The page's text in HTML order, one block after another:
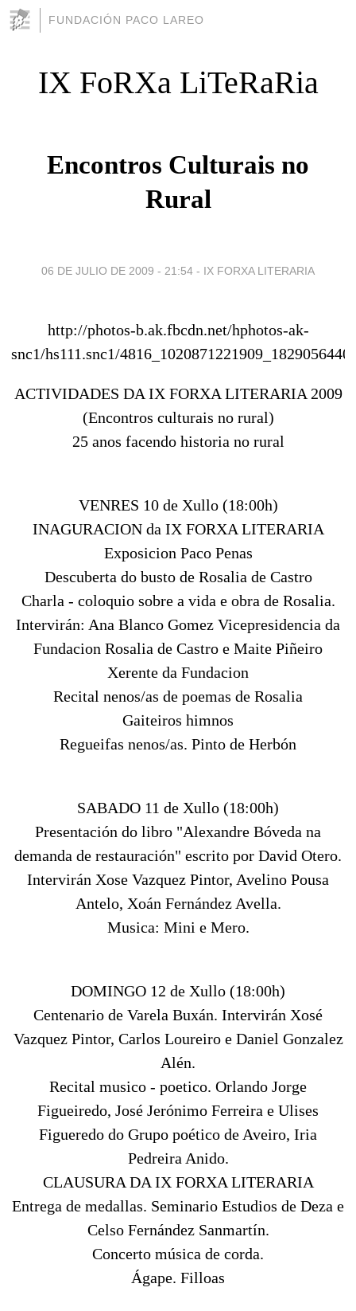
FUNDACIÓN PACO LAREO
IX FoRXa LiTeRaRia
Encontros Culturais no
Rural
06 DE JULIO DE 2009 - 21:54 - IX FORXA LITERARIA
http://photos-b.ak.fbcdn.net/hphotos-ak-
snc1/hs111.snc1/
ACTIVIDADES DA IX FORXA LITERARIA 2009
(Encontros culturais no rural)
25 anos facendo historia no rural
VENRES 10 de Xullo (18:00h)
INAGURACION da IX FORXA LITERARIA
Exposicion Paco Penas
Descuberta do busto de Rosalia de Castro
Charla - coloquio sobre a vida e obra de Rosalia.
Intervirán: Ana Blanco Gomez Vicepresidencia da
Fundacion Rosalia de Castro e Maite Piñeiro
Xerente da Fundacion
Recital nenos/as de poemas de Rosalia
Gaiteiros himnos
Regueifas nenos/as. Pinto de Herbón
SABADO 11 de Xullo (18:00h)
Presentación do libro "Alexandre Bóveda na
demanda de restauración" escrito por David Otero.
Intervirán Xose Vazquez Pintor, Avelino Pousa
Antelo, Xoán Fernández Avella.
Musica: Mini e Mero.
DOMINGO 12 de Xullo (18:00h)
Centenario de Varela Buxán. Intervirán Xosé
Vazquez Pintor, Carlos Loureiro e Daniel Gonzalez
Alén.
Recital musico - poetico. Orlando Jorge
Figueiredo, José Jerónimo Ferreira e Ulises
Figueredo do Grupo poético de Aveiro, Iria
Pedreira Anido.
CLAUSURA DA IX FORXA LITERARIA
Entrega de medallas. Seminario Estudios de Deza e
Celso Fernández Sanmartín.
Concerto música de corda.
Ágape. Filloas